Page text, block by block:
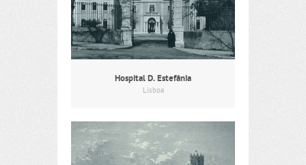
Hospital D. Estefânia
Lisboa